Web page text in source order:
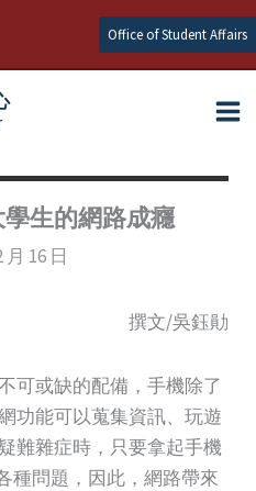
Office of Student Affairs
生的網路成癮
月 16 日
撰文/吳鈺勛
可或缺的配備，手機除了
功能可以蒐集資訊、玩遊
難雜症時，只要拿起手機
種問題，因此，網路帶來